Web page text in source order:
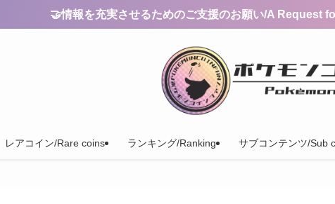
🤝情報を充実させるためのご支援のお願い/A
レアコイン/Rare coins ランキング/Ranking サブコンテンツ/Sub